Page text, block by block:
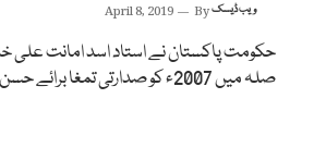
April 8, 2019 Byویب ڈیسک
حکومت پاکستان نے استاد اسد امانت علی
صلہ میں 2007ء کو صدارتی تمغا برائے حسن کارکردگی عطا کیا